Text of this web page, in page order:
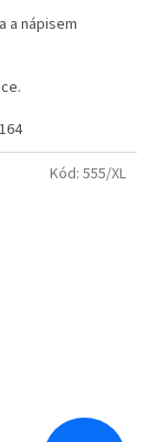
a nápisem
164
Kód: 555/XL